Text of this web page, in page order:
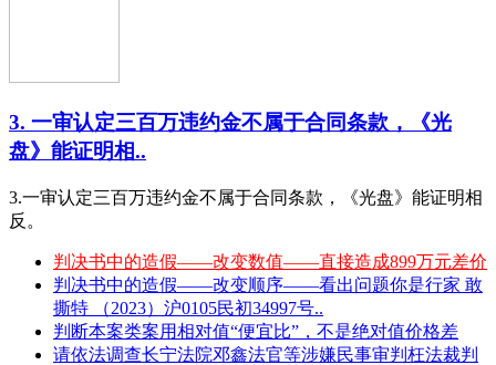
3. 一审认定三百万违约金不属于合同条款，《光
盘》能证明相..
3.一审认定三百万违约金不属于合同条款，《光盘》能证明相
反。
判决书中的造假——改变数值——直接造成899万元差价
判决书中的造假——改变顺序——看出问题你是行家 敢
撕特 （2023）沪0105民初34997号..
判断本案类案用相对值“便宜比”，不是绝对值价格差
请依法调查长宁法院邓鑫法官等涉嫌民事审判枉法裁判